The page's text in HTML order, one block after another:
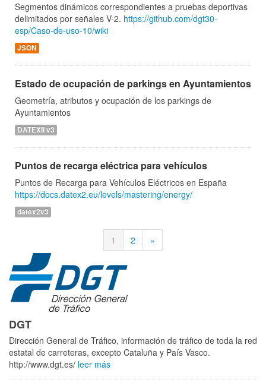
Segmentos dinámicos correspondientes a pruebas deportivas
delimitados por señales V-2. https://github.com/dgt30-
esp/Caso-de-uso-10/wiki
JSON
Estado de ocupación de parkings en Ayuntamientos
Geometría, atributos y ocupación de los parkings de
Ayuntamientos
DATEXII v3
Puntos de recarga eléctrica para vehículos
Puntos de Recarga para Vehículos Eléctricos en España
https://docs.datex2.eu/levels/mastering/energy/
datex2v3
1 2 »
DGT
Dirección General de Tráfico, información de tráfico de toda la red
estatal de carreteras, excepto Cataluña y País Vasco.
http://www.dgt.es/ leer más